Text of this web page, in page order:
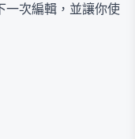
一次編輯，並讓你使